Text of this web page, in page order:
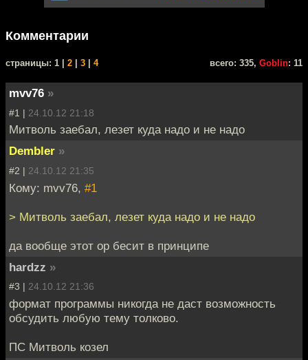
Комментарии
cтраницы: 1 | 2 3 4 всего: 335, Goblin: 11
mvv76 »
#1 | 24.10.12 21:18
Митволь заебал, лезет куда надо и не надо
Dembler »
#2 | 24.10.12 21:35
Кому: mvv76, #1
> Митволь заебал, лезет куда надо и не надо
да вообще этот ор бесит в принципе
hardzz »
#3 | 24.10.12 21:36
формат программы никогда не даст возможность
обсудить любую тему толково.
ПС Митволь козел